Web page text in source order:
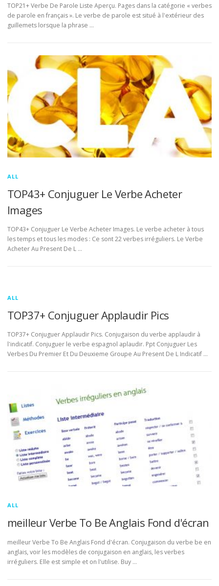
TOP21+ Verbe De Parole Liste Aperçu. Pages dans la catégorie « verbes
de parole en français ». Le verbe de parole est situé à l'extérieur des
guillemets lorsque la phrase …
ALL
TOP43+ Conjuguer Le Verbe Acheter
Images
TOP43+ Conjuguer Le Verbe Acheter Images. Le verbe acheter à tous
les temps et tous les modes : Ce sont 22 verbes irréguliers. Le Verbe
Acheter Au Present De L …
ALL
TOP37+ Conjuguer Applaudir Pics
TOP37+ Conjuguer Applaudir Pics. Conjugaison du verbe applaudir à
l'indicatif. Conjuguer le verbe espagnol aplaudir. Ppt Conjuguer Les
Verbes Du Premier Et Du Deuxieme Groupe Au Present De L Indicatif …
ALL
meilleur Verbe To Be Anglais Fond d'écran
meilleur Verbe To Be Anglais Fond d'écran. Conjugaison du verbe be en
anglais, voir les modèles de conjugaison en anglais, les verbes
irréguliers. Elle est simple et on l'utilise. Buy …